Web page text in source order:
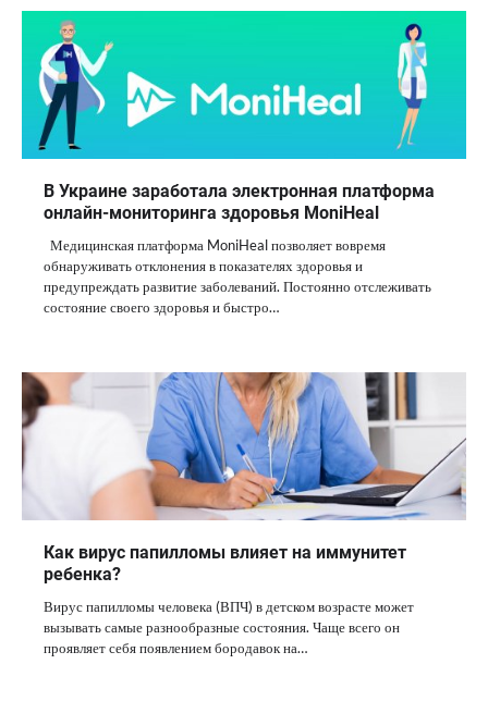
В Украине заработала электронная платформа
онлайн-мониторинга здоровья MoniHeal
Медицинская платформа MoniHeal позволяет вовремя
обнаруживать отклонения в показателях здоровья и
предупреждать развитие заболеваний. Постоянно отслеживать
состояние своего здоровья и быстро…
Как вирус папилломы влияет на иммунитет
ребенка?
Вирус папилломы человека (ВПЧ) в детском возрасте может
вызывать самые разнообразные состояния. Чаще всего он
проявляет себя появлением бородавок на…